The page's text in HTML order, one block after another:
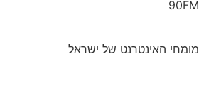
מומחי האינטרנט של ישראל